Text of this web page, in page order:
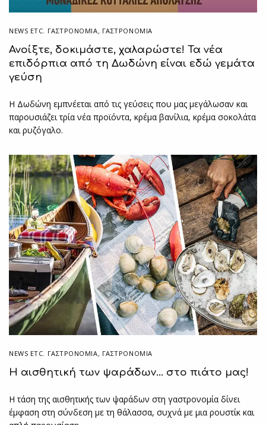
NEWS ETC. ΓΑΣΤΡΟΝΟΜΊΑ, ΓΑΣΤΡΟΝΟΜΙΑ
Ανοίξτε, δοκιμάστε, χαλαρώστε! Τα νέα
επιδόρπια από τη Δωδώνη είναι εδώ γεμάτα
γεύση
Η Δωδώνη εμπνέεται από τις γεύσεις που μας μεγάλωσαν και
παρουσιάζει τρία νέα προϊόντα, κρέμα βανίλια, κρέμα σοκολάτα
και ρυζόγαλο.
NEWS ETC. ΓΑΣΤΡΟΝΟΜΊΑ, ΓΑΣΤΡΟΝΟΜΙΑ
Η αισθητική των ψαράδων… στο πιάτο μας!
Η τάση της αισθητικής των ψαράδων στη γαστρονομία δίνει
έμφαση στη σύνδεση με τη θάλασσα, συχνά με μια ρουστίκ και